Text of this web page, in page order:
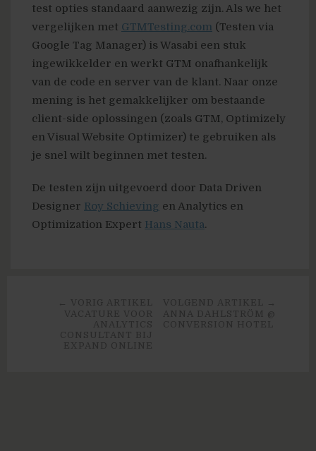
test opties standaard aanwezig zijn. Als we het
vergelijken met GTMTesting.com (Testen via
Google Tag Manager) is Wasabi een stuk
ingewikkelder en werkt GTM onafhankelijk
van de code en server van de klant. Naar onze
mening is het gemakkelijker om bestaande
client-side oplossingen (zoals GTM, Optimizely
en Visual Website Optimizer) te gebruiken als
je snel wilt beginnen met testen.
De testen zijn uitgevoerd door Data Driven
Designer Roy Schieving en Analytics en
Optimization Expert Hans Nauta.
VOLGEND ARTIKEL →
ANNA DAHLSTRÖM @
CONVERSION HOTEL
← VORIG ARTIKEL
VACATURE VOOR
ANALYTICS
CONSULTANT BIJ
EXPAND ONLINE